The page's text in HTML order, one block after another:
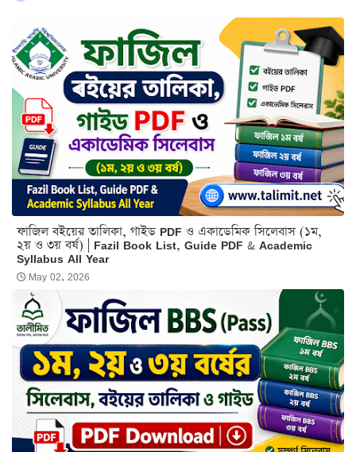
ফাজিল বইয়ের তালিকা, গাইড PDF ও একাডেমিক সিলেবাস (১ম,
২য় ও ৩য় বর্ষ) | Fazil Book List, Guide PDF & Academic
Syllabus All Year
May 02, 2026